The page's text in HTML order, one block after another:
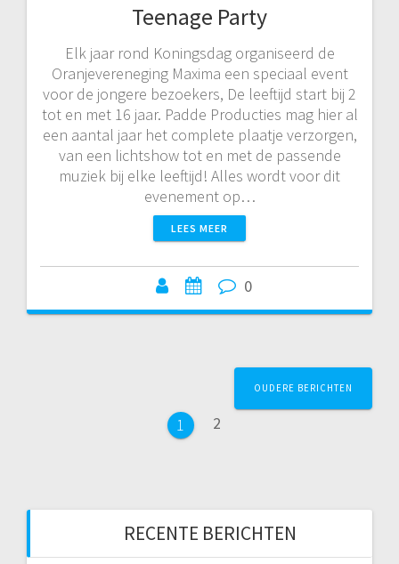
Teenage Party
Elk jaar rond Koningsdag organiseerd de
Oranjevereneging Maxima een speciaal event
voor de jongere bezoekers, De leeftijd start bij 2
tot en met 16 jaar. Padde Producties mag hier al
een aantal jaar het complete plaatje verzorgen,
van een lichtshow tot en met de passende
muziek bij elke leeftijd! Alles wordt voor dit
evenement op…
LEES MEER
0
Berichtnavigatie
Pagina
1 Pagina
2
OUDERE BERICHTEN
RECENTE BERICHTEN